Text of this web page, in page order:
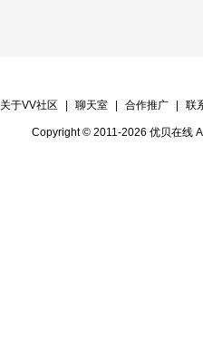
关于VV社区 聊天室 合作推广 联
Copyright © 2011-2026 优贝在线